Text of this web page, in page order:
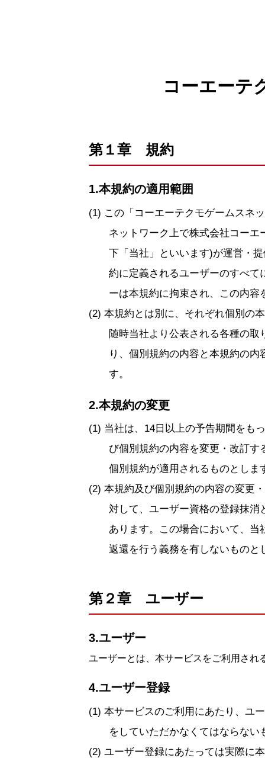
コーエーテ
第１章 規約
1.本規約の適用範囲
この「コーエーテクモゲームスネ
ネットワーク上で株式会社コー
下「当社」といいます)が運営・
約に定義されるユーザーのすべ
ーは本規約に拘束され、この内
本規約とは別に、それぞれ個別の
随時当社より公表される各種の
り、個別規約の内容と本規約の
す。
2.本規約の変更
当社は、14日以上の予告期間をも
び個別規約の内容を変更・改訂
個別規約が適用されるものとしま
本規約及び個別規約の内容の変更
対して、ユーザー資格の登録抹
あります。この場合において、
返還を行う義務を有しないものと
第２章 ユーザー
3.ユーザー
ユーザーとは、本サービスをご利用され
4.ユーザー登録
本サービスのご利用にあたり、ユ
をしていただかなくてはならない
ユーザー登録にあたっては実際に